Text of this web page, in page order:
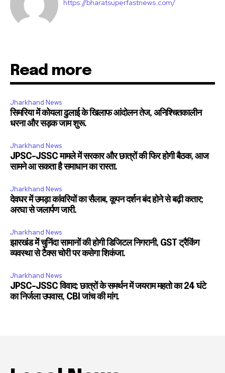
Followers
https://bharatsuperfastnews.com/
Read more
Jharkhand News
सिमरिया में कोयला ढुलाई के खिलाफ आंदोलन तेज, अनिश्चितकालीन
धरना और सड़क जाम शुरू.
Jharkhand News
JPSC-JSSC मामले में सरकार और छात्रों की फिर होगी बैठक, आज
सामने आ सकता है समाधान का रास्ता.
Jharkhand News
देवघर में उमड़ा कांवरियों का सैलाब, कूपन दर्शन बंद होने से बढ़ी कतार;
अरघा से जलार्पण जारी.
Jharkhand News
झारखंड में चुनिंदा सामानों की होगी डिजिटल निगरानी, GST ट्रैकिंग
व्यवस्था से टैक्स चोरी पर कसेगा शिकंजा.
Jharkhand News
JPSC-JSSC विवाद: छात्रों के समर्थन में जयराम महतो का 24 घंटे
का निर्जला उपवास, CBI जांच की मांग.